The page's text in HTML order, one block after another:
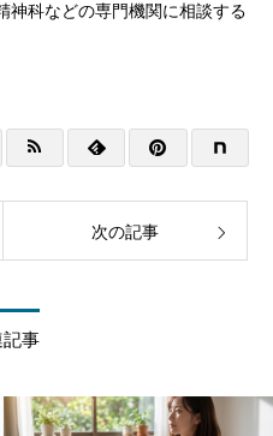
神科などの専門機関に相談する
次の記事
記事